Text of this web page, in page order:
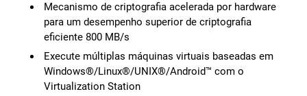
Mecanismo de criptografia acelerada por hardware
para um desempenho superior de criptografia
eficiente 800 MB/s
Execute múltiplas máquinas virtuais baseadas em
Windows®/Linux®/UNIX®/Android™ com o
Virtualization Station